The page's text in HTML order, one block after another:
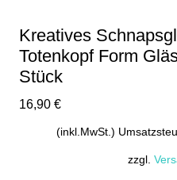
Kreatives
Totenkopf Form
Stück
16,90 €
(inkl.MwSt.)
zzgl.